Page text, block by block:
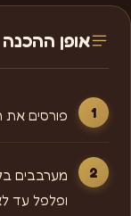
אופן ההכנה
פורסים את
מערבבים
ופלפל עד